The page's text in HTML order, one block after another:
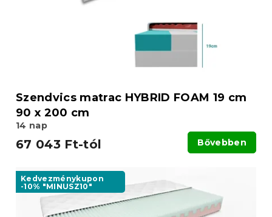
Szendvics matrac HYBRID FOAM 19 cm
90 x 200 cm
14 nap
67 043 Ft-tól Bővebben
Kedvezménykupon
-10% "MINUSZ10"